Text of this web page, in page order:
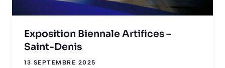
Exposition Biennale Artifices –
Saint-Denis
13 SEPTEMBRE 2025